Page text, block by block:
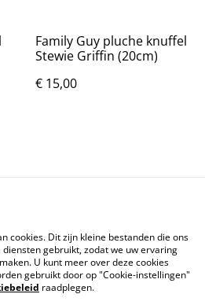
Family Guy pluche knuffel
Stewie Griffin (20cm)
€ 15,00
Voorwaarden
Cookiebeleid
cookies. Dit zijn kleine bestanden die ons
gebruikt, zodat we uw ervaring
U kunt meer over deze cookies
gebruikt door op "Cookie-instellingen"
raadplegen.